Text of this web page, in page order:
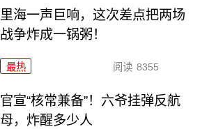
里海一声巨响，这次差点把两场
战争炸成一锅粥！
最热 阅读 8355
官宣“核常兼备”！六爷挂弹反航
母，炸醒多少人